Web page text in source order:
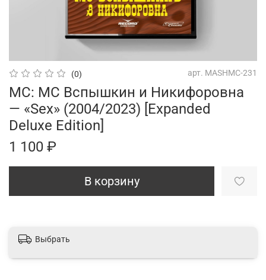
(0) арт. MASHMC-231
MC: MC Вспышкин и Никифоровна
— «Sex» (2004/2023) [Expanded
Deluxe Edition]
1 100 ₽
В корзину
Выбрать